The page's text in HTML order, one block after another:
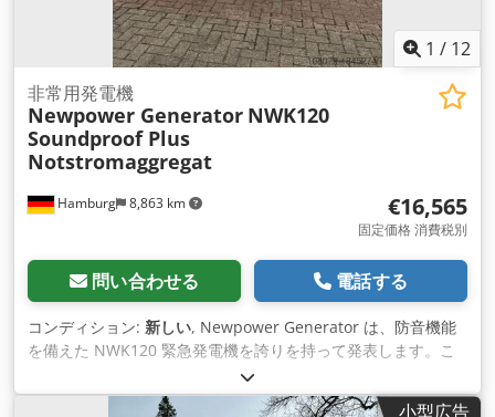
1 / 12
Hamburg 8,863 km
非常用発電機
Newpower Generator NWK120
Soundproof Plus
Notstromaggregat
€16,565
固定価格 消費税別
問い合わせる 電話する
コンディション: 新しい, Newpower Generator は、防音機能
を備えた NWK120 緊急発電機を誇りを持って発表します。こ
のユニットは新品で、制御システム、ディーゼル タンク、排気
バッテリー、Mesha スピード コントローラー、AVR、バッテ
小型広告